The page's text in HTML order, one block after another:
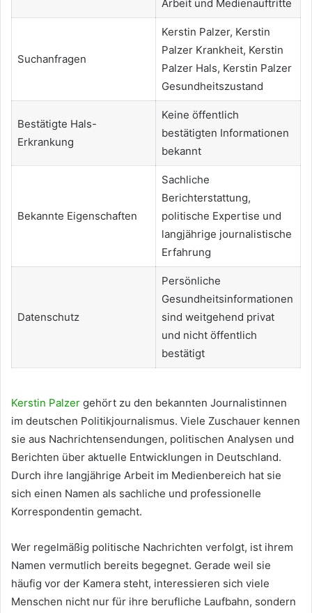
Arbeit und Medienauftritte
Suchanfragen
Kerstin Palzer, Kerstin
Palzer Krankheit, Kerstin
Palzer Hals, Kerstin Palzer
Gesundheitszustand
Bestätigte Hals-
Erkrankung
Keine öffentlich
bestätigten Informationen
bekannt
Bekannte Eigenschaften
Sachliche
Berichterstattung,
politische Expertise und
langjährige journalistische
Erfahrung
Datenschutz
Persönliche
Gesundheitsinformationen
sind weitgehend privat
und nicht öffentlich
bestätigt
Kerstin Palzer gehört zu den bekannten Journalistinnen
im deutschen Politikjournalismus. Viele Zuschauer kennen
sie aus Nachrichtensendungen, politischen Analysen und
Berichten über aktuelle Entwicklungen in Deutschland.
Durch ihre langjährige Arbeit im Medienbereich hat sie
sich einen Namen als sachliche und professionelle
Korrespondentin gemacht.
Wer regelmäßig politische Nachrichten verfolgt, ist ihrem
Namen vermutlich bereits begegnet. Gerade weil sie
häufig vor der Kamera steht, interessieren sich viele
Menschen nicht nur für ihre berufliche Laufbahn, sondern